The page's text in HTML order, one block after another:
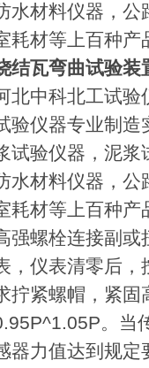
水材料仪器，
耗材等上百种产
结瓦弯曲试验装
北中科北工试验
验仪器专业制造
试验仪器，泥浆
水材料仪器，
耗材等上百种产
强螺栓连接副或
，仪表清零后，
拧紧螺帽，紧固
。当
器力值达到规定